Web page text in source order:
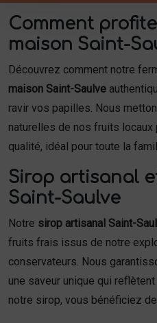
Comment
maison Saint-
Découvrez comment notre
maison Saint-Saulve
ravir vos papilles. Nous
naturelles de nos fruits
qualité, idéal pour toute la
Sirop artisanal
Saint-Saulve
Notre sirop artisanal Saint-
fruits frais issus de notre
conservateurs. Nous
une saveur unique qui
notre sirop, vous bénéficiez